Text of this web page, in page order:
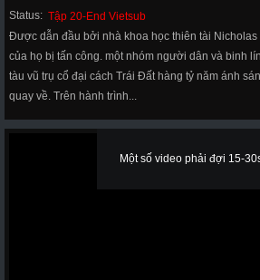
Status: Tập 20-End Vietsub
Được dẫn đầu bởi nhà khoa học thiên tài
của họ bị tấn công. một nhóm người dân và binh
tàu vũ trụ cổ đại cách Trái Đất hàng tỷ năm ánh
quay về. Trên hành trình...
Một số video phải đợi 15-